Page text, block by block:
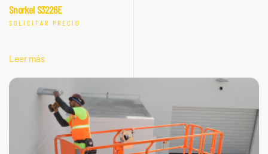
Snorkel S3226E
SOLICITAR PRECIO
Leer más